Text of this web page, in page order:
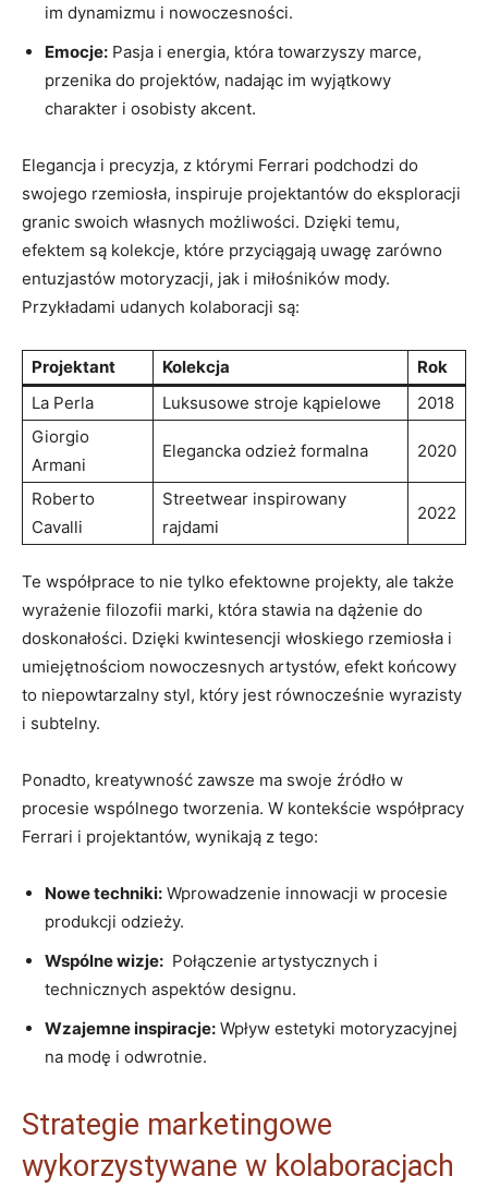
‌im dynamizmu ‌i nowoczesności.
Emocje: Pasja i​ energia, która ​towarzyszy marce,
⁤przenika do projektów, ⁢nadając im wyjątkowy
charakter i osobisty akcent.
Elegancja⁣ i ‍precyzja, z którymi Ferrari podchodzi do
swojego​ rzemiosła,‍ inspiruje ⁢projektantów do eksploracji
granic swoich własnych możliwości. Dzięki temu,
‍efektem są kolekcje, które przyciągają ‌uwagę zarówno
entuzjastów motoryzacji, jak ​i miłośników mody.
‌Przykładami udanych kolaboracji są:
Projektant Kolekcja
Rok
La ‌Perla
Luksusowe⁤ stroje kąpielowe
2018
Giorgio
Armani
Elegancka odzież formalna 2020
Roberto
Cavalli
Streetwear inspirowany
rajdami
2022
Te współprace to ⁣nie tylko efektowne projekty, ale⁣ także⁤
wyrażenie filozofii marki, ⁣która stawia‍ na dążenie‌ do
⁢doskonałości.⁢ Dzięki kwintesencji włoskiego ​rzemiosła i
umiejętnościom‍ nowoczesnych artystów, efekt‌ końcowy
to ‌niepowtarzalny styl, który jest równocześnie wyrazisty
i⁣ subtelny.
Ponadto, kreatywność zawsze ma swoje źródło w ​
procesie wspólnego‌ tworzenia. ⁤W​ kontekście współpracy
Ferrari ⁣i projektantów, wynikają z tego:
Nowe⁢ techniki: Wprowadzenie innowacji ‌w ‌procesie
produkcji odzieży.
Wspólne wizje: ⁤ Połączenie artystycznych i
technicznych aspektów designu.
Wzajemne inspiracje: Wpływ estetyki ⁢motoryzacyjnej
na modę⁣ i odwrotnie.
Strategie ‌marketingowe
wykorzystywane w kolaboracjach‌